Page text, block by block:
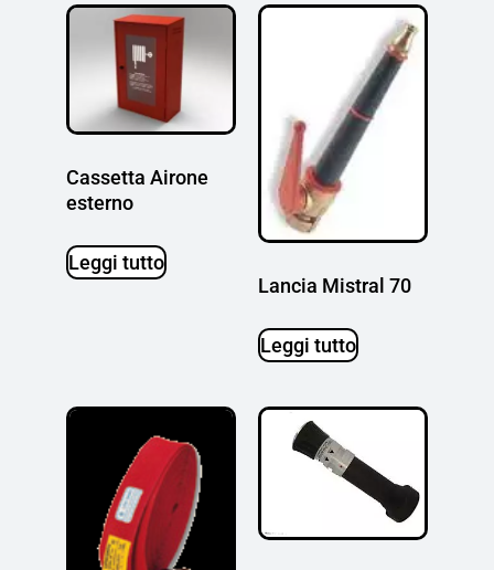
Cassetta Airone
esterno
Leggi tutto
Lancia Mistral 70
Leggi tutto